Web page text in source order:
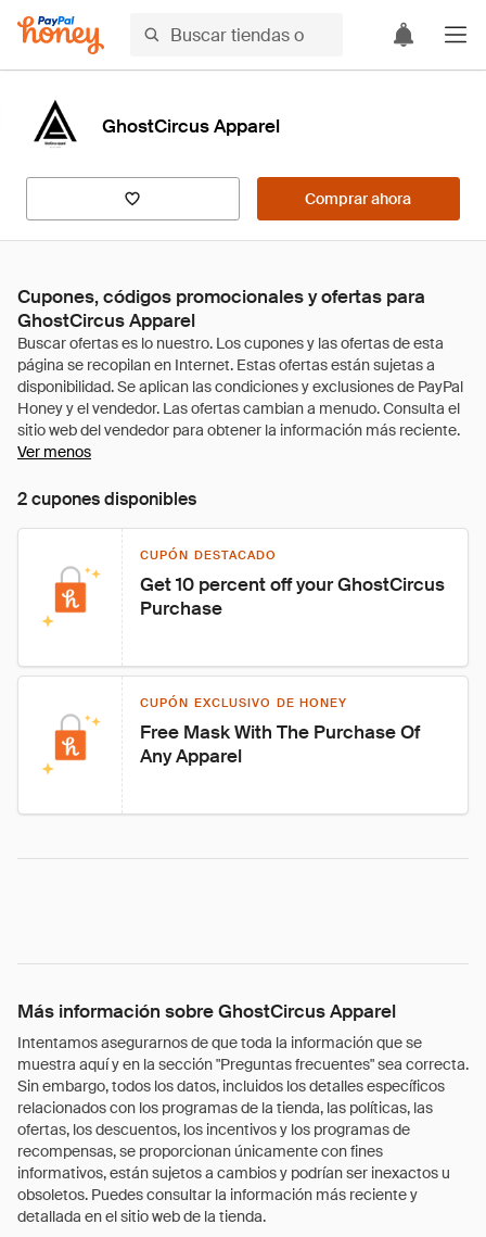
GhostCircus Apparel
Comprar ahora
Cupones, códigos promocionales y ofertas para
GhostCircus Apparel
Ver menos
2 cupones disponibles
CUPÓN DESTACADO
Get 10 percent off your GhostCircus
Purchase
CUPÓN EXCLUSIVO DE HONEY
Free Mask With The Purchase Of
Any Apparel
Más información sobre GhostCircus Apparel
Intentamos asegurarnos de que toda la información que se
muestra aquí y en la sección "Preguntas frecuentes" sea correcta.
Sin embargo, todos los datos, incluidos los detalles específicos
relacionados con los programas de la tienda, las políticas, las
ofertas, los descuentos, los incentivos y los programas de
recompensas, se proporcionan únicamente con fines
informativos, están sujetos a cambios y podrían ser inexactos u
obsoletos. Puedes consultar la información más reciente y
detallada en el sitio web de la tienda.